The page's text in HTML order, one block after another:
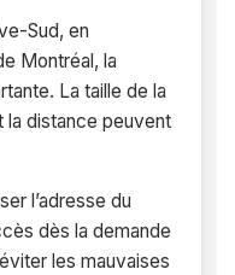
Sud, en
Montréal, la
La taille de la
la distance peuvent
l’adresse du
dès la demande
les mauvaises